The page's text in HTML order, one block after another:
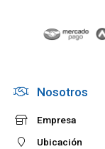
Nosotros
Empresa
Ubicación